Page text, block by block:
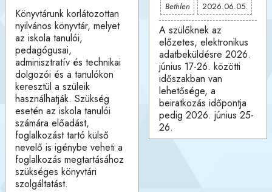
Könyvtárunk korlátozottan
nyilvános könyvtár, melyet
az iskola tanulói,
pedagógusai,
adminisztratív és technikai
dolgozói és a tanulókon
keresztül a szüleik
használhatják. Szükség
esetén az iskola tanulói
számára előadást,
foglalkozást tartó külső
nevelő is igénybe veheti a
foglalkozás megtartásához
szükséges könyvtári
szolgáltatást.
Bethlen 2026.06.05.
A szülőknek az
előzetes, elektronikus
adatbeküldésre 2026.
június 17-26. közötti
időszakban van
lehetősége, a
beiratkozás időpontja
pedig 2026. június 25-
26.